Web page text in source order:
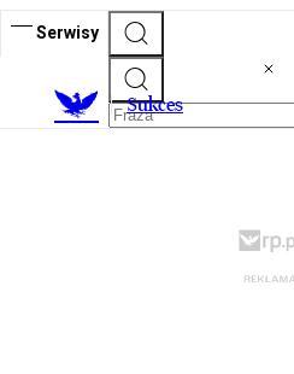
Serwisy
Sukces